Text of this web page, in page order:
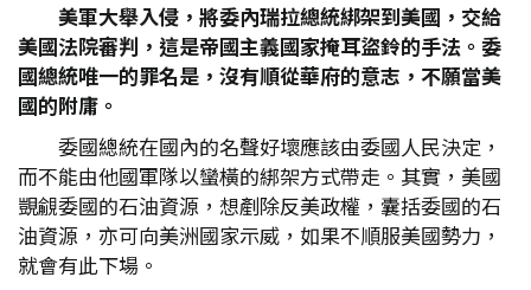
美軍大舉入侵，將委內瑞拉總統綁架到美國，交給
美國法院審判，這是帝國主義國家掩耳盜鈴的手法。委
國總統唯一的罪名是，沒有順從華府的意志，不願當美
國的附庸。
委國總統在國內的名聲好壞應該由委國人民決定，
而不能由他國軍隊以蠻橫的綁架方式帶走。其實，美國
覬覦委國的石油資源，想剷除反美政權，囊括委國的石
油資源，亦可向美洲國家示威，如果不順服美國勢力，
就會有此下場。